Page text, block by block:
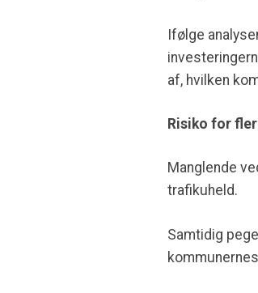
Ifølge
af, hvilken
Risiko for
Manglende
trafikuheld.
Samtidig